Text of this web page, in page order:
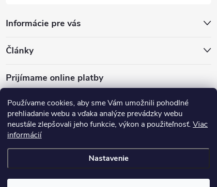
Používame cookies, aby sme Vám umožnili pohodlné
prehliadanie webu a vďaka analýze prevádzky webu
neustále zlepšovali jeho funkcie, výkon a použiteľnosť. Viac
informácií
Nastavenie
Informácie pre vás
Články
Prijímame online platby
nastavenie cookies